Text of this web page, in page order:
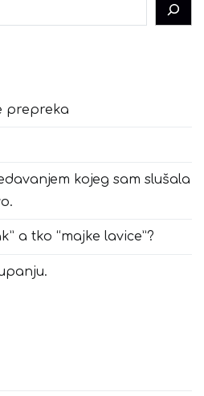
prepreka
kojeg sam slušala
a tko “majke lavice”?